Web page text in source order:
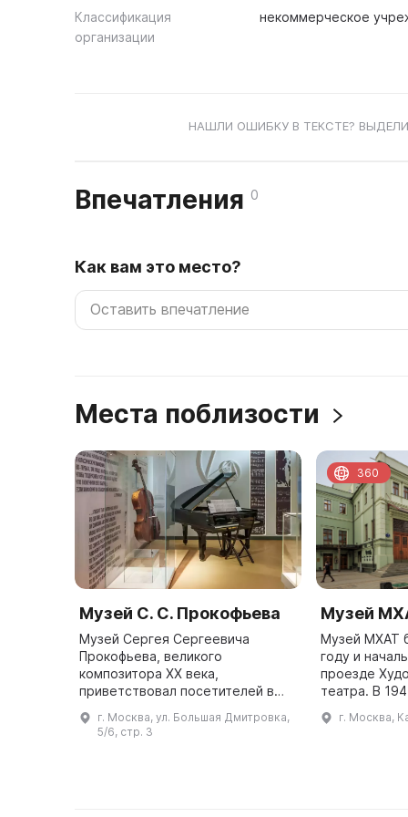
Классификация
организации
некоммерческое
НАШЛИ ОШИБКУ В ТЕКСТЕ?
Впечатления 0
Как вам это место?
Места поблизости
Музей С. С. Прокофьева
Музей Сергея Сергеевича
Прокофьева, великого
композитора XX века,
приветствовал посетителей в
году. Это был дом его второй
жены Миры Александровны
г. Москва, ул. Большая Дмитровка,
5/6, стр. 3
Музей
Музей МХАТ
году и
проезде
театра. В
здание под
г. Москва,
360